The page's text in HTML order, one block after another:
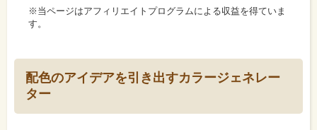
※当ページはアフィリエイトプログラムによる収益を得ていま
す。
配色のアイデアを引き出すカラージェネレー
ター